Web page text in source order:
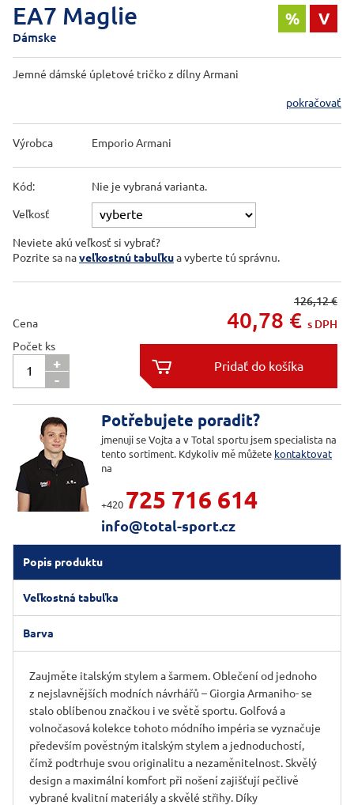
EA7 Maglie % V
Dámske
Jemné dámské úpletové tričko z dílny Armani
pokračovať
Výrobca Emporio Armani
Kód: Nie je vybraná varianta.
Veľkosť
Neviete akú veľkosť si vybrať?
Pozrite sa naveľkostnú tabuľkua vyberte tú správnu.
Cena
126,12 €
40,78 € s DPH
Počet ks
+
-


Potřebujete poradit?
jmenuji se Vojta a v Total sportu jsem specialista na
tento sortiment. Kdykoliv mě můžete kontaktovat
na
+420 725 716 614
info@total-sport.cz
Popis produktu
Veľkostná tabuľka
Barva
Zaujměte italským stylem a šarmem. Oblečení od jednoho
z nejslavnějších modních návrhářů – Giorgia Armaniho- se
stalo oblíbenou značkou i ve světě sportu. Golfová a
volnočasová kolekce tohoto módního impéria se vyznačuje
především pověstným italským stylem a jednoduchostí,
čímž podtrhuje svou originalitu a nezaměnitelnost. Skvělý
design a maximální komfort při nošení zajišťují pečlivě
vybrané kvalitní materiály a skvělé střihy. Díky